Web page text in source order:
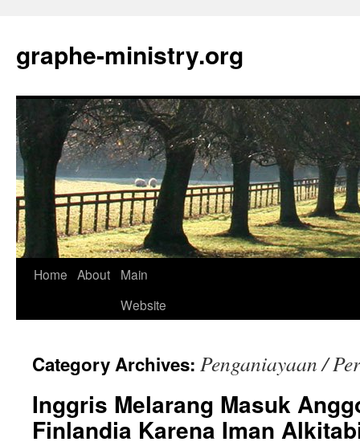
content
graphe-ministry.org
Home About
Main
Website
Category Archives: Penganiayaan /
Inggris Melarang Masuk
Finlandia Karena Iman